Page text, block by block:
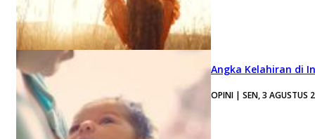
Angka Kelahiran di
OPINI | SEN, 3 AGUSTUS